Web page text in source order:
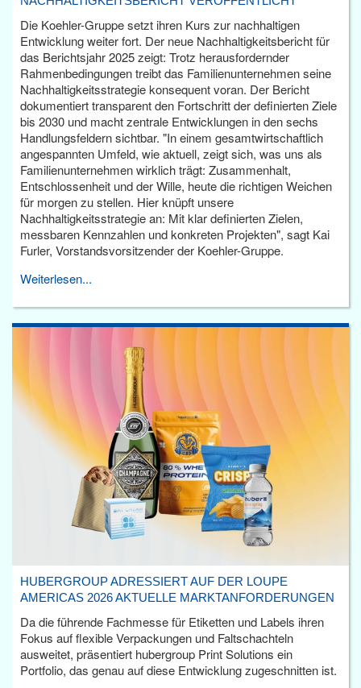
Die Koehler-Gruppe setzt ihren Kurs zur nachhaltigen
Entwicklung weiter fort. Der neue Nachhaltigkeitsbericht für
das Berichtsjahr 2025 zeigt: Trotz herausfordernder
Rahmenbedingungen treibt das Familienunternehmen seine
Nachhaltigkeitsstrategie konsequent voran. Der Bericht
dokumentiert transparent den Fortschritt der definierten Ziele
bis 2030 und macht zentrale Entwicklungen in den sechs
Handlungsfeldern sichtbar. "In einem gesamtwirtschaftlich
angespannten Umfeld, wie aktuell, zeigt sich, was uns als
Familienunternehmen wirklich trägt: Zusammenhalt,
Entschlossenheit und der Wille, heute die richtigen Weichen
für morgen zu stellen. Hier knüpft unsere
Nachhaltigkeitsstrategie an: Mit klar definierten Zielen,
messbaren Kennzahlen und konkreten Projekten", sagt Kai
Furler, Vorstandsvorsitzender der Koehler-Gruppe.
Weiterlesen...
HUBERGROUP ADRESSIERT AUF DER LOUPE
AMERICAS 2026 AKTUELLE MARKTANFORDERUNGEN
Da die führende Fachmesse für Etiketten und Labels ihren
Fokus auf flexible Verpackungen und Faltschachteln
ausweitet, präsentiert hubergroup Print Solutions ein
Portfolio, das genau auf diese Entwicklung zugeschnitten ist.